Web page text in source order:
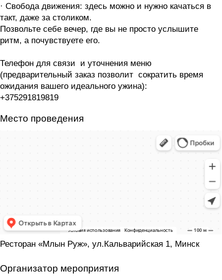
· Свобода движения: здесь можно и нужно качаться в
такт, даже за столиком.
Позвольте себе вечер, где вы не просто услышите
ритм, а почувствуете его.
Телефон для связи и уточнения меню
(предварительный заказ позволит сократить время
ожидания вашего идеального ужина):
+375291819819
Место проведения
Ресторан «Млын Руж», ул.Кальварийская 1, Минск
Организатор мероприятия